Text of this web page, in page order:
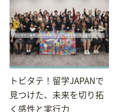
トビタテ！留学JAPANで
見つけた、未来を切り拓
く感性と実行力